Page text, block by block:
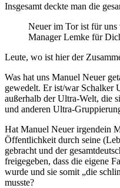
Insgesamt deckte man die
Neuer im Tor ist für
Manager Lemke für
Leute, wo ist hier der
Was hat uns Manuel Neuer
gewedelt. Er ist/war Schalker
außerhalb der Ultra-Welt, die
und anderen Ultra-
Hat Manuel Neuer irgendein
Öffentlichkeit durch seine
gebracht und der
freigegeben, dass die eigene
wurde und sie somit „die
musste?